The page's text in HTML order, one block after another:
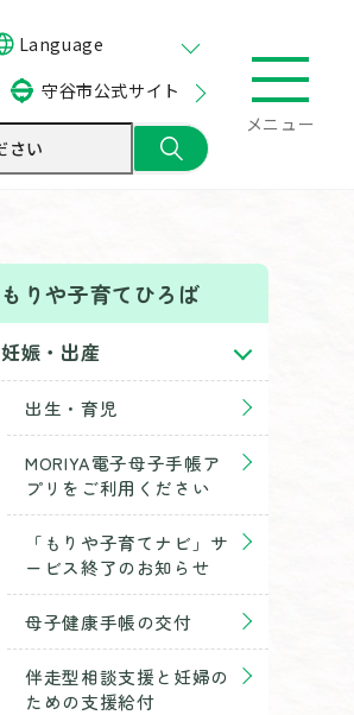
Language
守谷市公式サイト
メニュー
もりや子育てひろば
妊娠・出産
出生・育児
MORIYA電子母子手帳ア
プリをご利用ください
「もりや子育てナビ」サ
ービス終了のお知らせ
母子健康手帳の交付
伴走型相談支援と妊婦の
ための支援給付